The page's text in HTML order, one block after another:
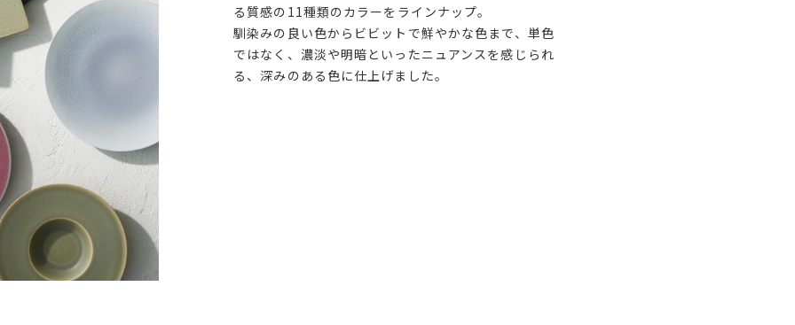
る質感の11種類のカラーをラインナップ。
馴染みの良い色からビビットで鮮やかな色まで、単色
ではなく、濃淡や明暗といったニュアンスを感じられ
る、深みのある色に仕上げました。